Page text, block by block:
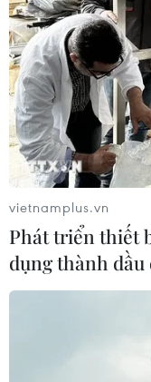
Tổng thống Iran
sẽ không bị ép
vietnamplus.vn
Phát triển thiết
dụng thành dầu